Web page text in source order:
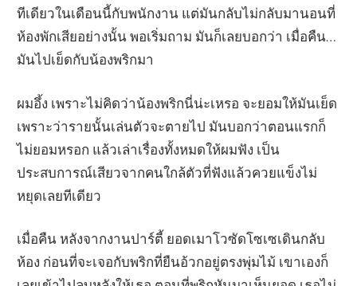
ทีเดียวในเดือนนี้กับพนักงาน แต่มันกลับไม่กลับมานอนที่
ห้องพักเสียอย่างนั้น พอเริ่มถาม มันก็เลยบอกว่า เมื่อคืน…
มันไปเย็ดกับน้องพริกมา
ผมอึ้ง เพราะไม่คิดว่าน้องพริกนี่น่ะเหรอ จะยอมให้มันเย็ด
เพราะว่ารายนั้นเล่นตัวจะตายไป มันบอกว่าตอนแรกก็
ไม่ยอมหรอก แล้วเล่าเรื่องทั้งหมดให้ผมฟัง เป็น
ประสบการณ์เสียวจากคนใกล้ตัวที่ฟังแล้วควยแข็งไม่
หยุดเลยทีเดียว
เมื่อคืน หลังจากงานปาร์ตี้ ยอดเมาโวซัดโซเซเดินกลับ
ห้อง ก่อนที่จะเจอกับพริกที่ยืนอ้วกอยู่ตรงพุ่มไม้ เขาเองก็